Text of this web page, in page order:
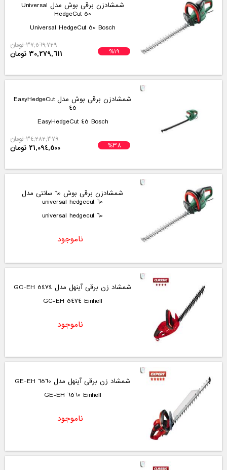
شمشادزن برقی بوش مدل Universal
HedgeCut 50
Universal HedgeCut 50 Bosch
%19
37,569,729 تومان
30,279,611 تومان
شمشادزن برقی بوش مدل EasyHedgeCut
45
EasyHedgeCut 45 Bosch
%38
34,282,379 تومان
21,094,500 تومان
شمشادزن برقی بوش 60 سانتی مدل
universal hedgecut 60
universal hedgecut 60
ناموجود
شمشاد زن برقی آینهل مدل GC-EH 5474
GC-EH 5474 Einhell
ناموجود
شمشاد زن برقی آینهل مدل GE-EH 6560
GE-EH 6560 Einhell
ناموجود